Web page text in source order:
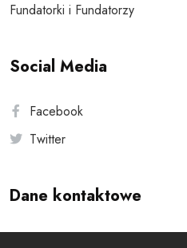
Fundatorki i Fundatorzy
Social Media
Facebook
Twitter
Dane kontaktowe